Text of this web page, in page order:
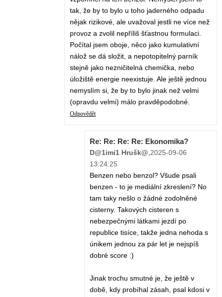
tak, že by to bylo u toho jaderného odpadu
nějak rizikové, ale uvažoval jestli ne více než
provoz a zvolil nepříliš šťastnou formulaci.
Počítal jsem oboje, něco jako kumulativní
nálož se dá složit, a nepotopitelný parník
stejně jako nezničitelná chemička, nebo
úložiště energie neexistuje. Ale ještě jednou
nemyslím si, že by to bylo jinak než velmi
(opravdu velmi) málo pravděpodobné.
Odpovědět
Re: Re: Re: Re: Ekonomika?
D@1imi1 Hrušk@ 2025-09-06
13:24:25
Benzen nebo benzol? Všude psali
benzen - to je mediální zkreslení? No
tam taky nešlo o žádné zodolněné
cisterny. Takových cisteren s
nebezpečnými látkami jezdí po
republice tisíce, takže jedna nehoda s
únikem jednou za pár let je nejspíš
dobré score :)
Jinak trochu smutné je, že ještě v
době, kdy probíhal zásah, psal kdosi v